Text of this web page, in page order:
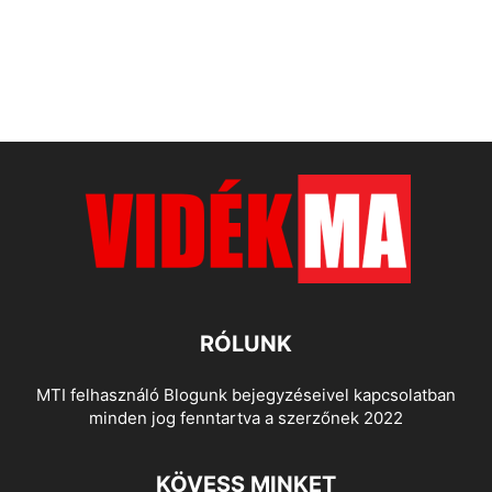
RÓLUNK
MTI felhasználó Blogunk bejegyzéseivel kapcsolatban
minden jog fenntartva a szerzőnek 2022
KÖVESS MINKET